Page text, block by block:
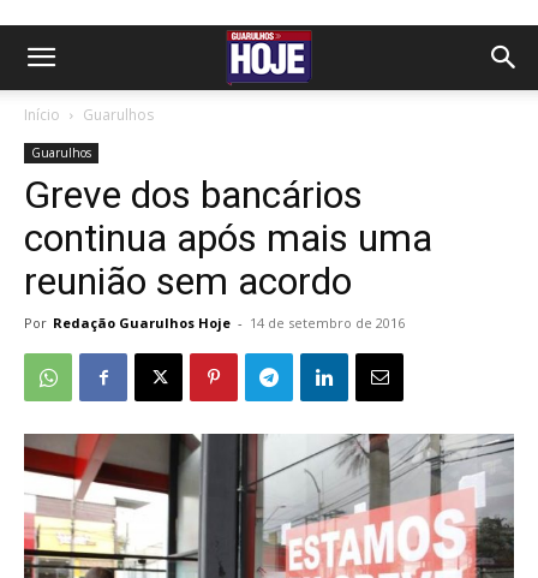
Início Guarulhos
Guarulhos
Greve dos bancários
continua após mais uma
reunião sem acordo
Por Redação Guarulhos Hoje - 14 de setembro de 2016